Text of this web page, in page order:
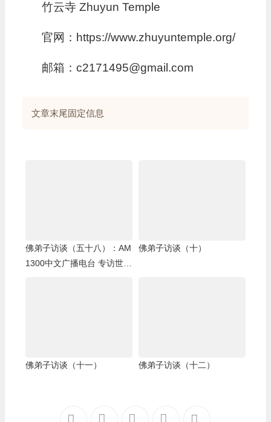
竹云寺 Zhuyun Temple
官网：https://www.zhuyuntemple.org/
邮箱：c2171495@gmail.com
文章末尾固定信息
佛弟子访谈（五十八）：AM
1300中文广播电台 专访世界
佛弟子访谈（十）
佛弟子访谈（十一） 佛弟子访谈（十二）